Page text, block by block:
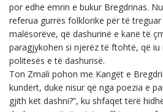
por edhe emrin e bukur Bregdrinas.
referua gurrës folklorike për të
malësorëve, që dashurinë e kanë të
paragjykohen si njerëz të ftohtë, që
politesës e të dashurisë.
Ton Zmali pohon me Kangët e
kundërt, duke nisur që nga poezia e
gjith kët dashni?”, ku shfaqet tërë